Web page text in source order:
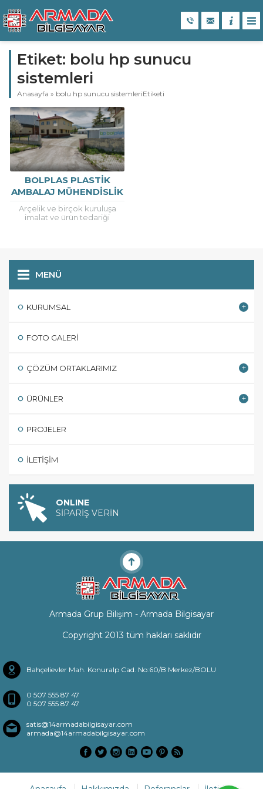
Etiket: bolu hp sunucu
sistemleri
Anasayfa » bolu hp sunucu sistemleriEtiketi
BOLPLAS PLASTIK
AMBALAJ MÜHENDISLIK
SAN.TIC LTD.ŞTI.
Arçelik ve birçok kuruluşa
imalat ve ürün tedariği
MENÜ
KURUMSAL
FOTO GALERI
ÇÖZÜM ORTAKLARIMIZ
ÜRÜNLER
PROJELER
İLETIŞIM
ONLINE
SİPARİŞ VERİN
Armada Grup Bilişim - Armada Bilgisayar
Copyright 2013 tüm hakları saklıdır
Bahçelievler Mah. Konuralp Cad. No:60/B Merkez/BOLU
0 507 555 87 47
0 507 555 87 47
satis@14armadabilgisayar.com
armada@14armadabilgisayar.com